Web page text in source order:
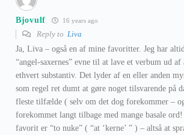
Bjovulf 16 years ago
Reply to Liva
Ja, Liva – også en af mine favoritter. Jeg har
“angel-saxernes” evne til at lave et verbum ud af
ethvert substantiv. Det lyder af en eller anden
som regel ret dumt at gøre noget tilsvarende på
fleste tilfælde ( selv om det dog forekommer –
forekommet langt tilbage med mange basale
favorit er “to nuke” ( “at ‘kerne’ ” ) – altså at